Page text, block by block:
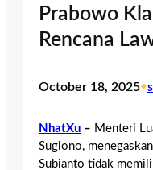
Prabowo
Rencana
October 18, 2025•
NhatXu – Menteri
Sugiono,
Subianto tidak